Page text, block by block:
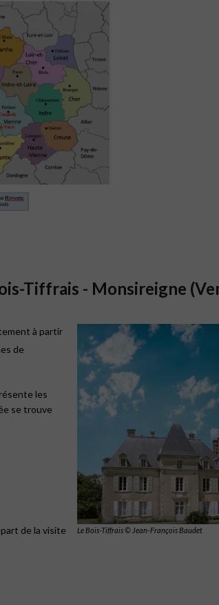
Tiffrais - Monsireigne
Le Bois-Tiffrais© Jean-François Baudet
à partir
de
les
se trouve
de la visite